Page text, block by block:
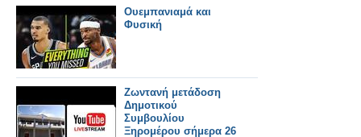
Ουεμπανιαμά και
Φυσική
Ζωντανή μετάδοση
Δημοτικού
Συμβουλίου
Ξηρομέρου σήμερα 26